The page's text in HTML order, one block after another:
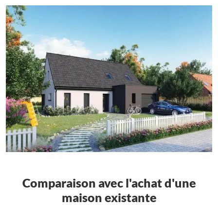
Comparaison avec l'achat d'une
maison existante